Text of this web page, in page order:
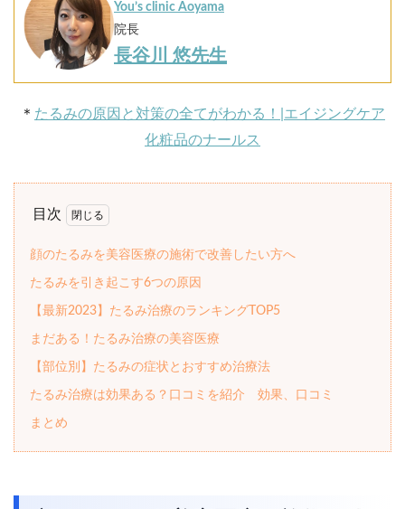
You’s clinic Aoyama
院長
長谷川 悠先生
＊ たるみの原因と対策の全てがわかる！|エイジングケア
化粧品のナールス
目次
顔のたるみを美容医療の施術で改善したい方へ
たるみを引き起こす6つの原因
【最新2023】たるみ治療のランキングTOP5
まだある！たるみ治療の美容医療
【部位別】たるみの症状とおすすめ治療法
たるみ治療は効果ある？口コミを紹介 効果、口コミ
まとめ